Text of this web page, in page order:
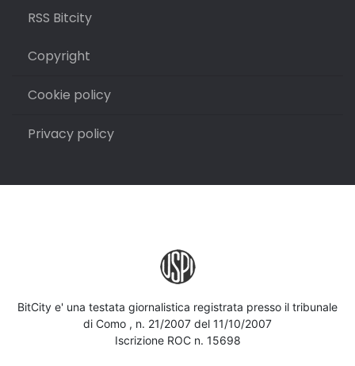
RSS Bitcity
Copyright
Cookie policy
Privacy policy
BitCity e' una testata giornalistica registrata presso il tribunale
di Como , n. 21/2007 del 11/10/2007
Iscrizione ROC n. 15698